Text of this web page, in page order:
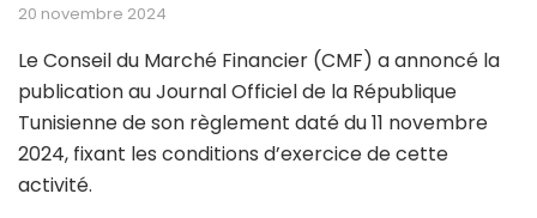
20 novembre 2024
Le Conseil du Marché Financier (CMF) a annoncé la
publication au Journal Officiel de la République
Tunisienne de son règlement daté du 11 novembre
2024, fixant les conditions d’exercice de cette
activité.